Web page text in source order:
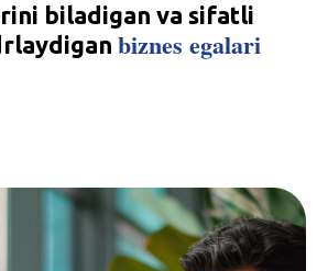
biladigan va sifatli
biznes egalari